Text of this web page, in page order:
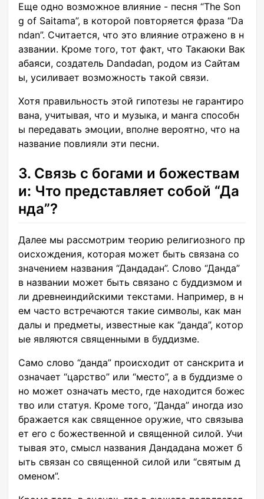
Еще одно возможное влияние - песня “The Son
g of Saitama”, в которой повторяется фраза “Da
ndan”. Считается, что это влияние отражено в н
азвании. Кроме того, тот факт, что Такаюки Вак
абаяси, создатель Dandadan, родом из Сайтам
ы, усиливает возможность такой связи.
Хотя правильность этой гипотезы не гарантиро
вана, учитывая, что и музыка, и манга способн
ы передавать эмоции, вполне вероятно, что на
название повлияли эти песни.
3. Связь с богами и божествам
и: Что представляет собой “Да
нда”?
Далее мы рассмотрим теорию религиозного пр
оисхождения, которая может быть связана со
значением названия “Дандадан”. Слово “Данда”
в названии может быть связано с буддизмом и
ли древнеиндийскими текстами. Например, в н
ем часто встречаются такие символы, как ман
далы и предметы, известные как “данда”, котор
ые являются священными в буддизме.
Само слово “данда” происходит от санскрита и
означает “царство” или “место”, а в буддизме о
но может означать место, где находится божес
тво или статуя. Кроме того, “Данда” иногда изо
бражается как священное оружие, что связыва
ет его с божественной и священной силой. Учи
тывая это, смысл названия Дандадана может б
ыть связан со священной силой или “святым д
оменом”.